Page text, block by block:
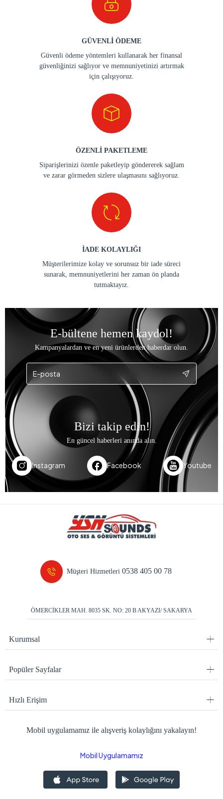
GÜVENLİ ÖDEME
Güvenli ödeme yöntemleri kullanarak her finansal
güvenliğinizi sağlıyor ve memnuniyetinizi artırmak
için çalışıyoruz.
ÖZENLİ PAKETLEME
Siparişlerinizi özenle paketleyip göndererek sağlam
ve zarar görmeden sizlere ulaşmasını sağlıyoruz.
İADE KOLAYLIĞI
Müşterilerimize kolay ve sorunsuz bir iade süreci
sunarak, memnuniyetlerini her zaman ön planda
tutmaktayız.
E-bültene hemen kaydol!
Kampanyalardan ve en yeni ürünlerden haberdar olun.
Bizi takip edin!
En güncel haberleri anında alın.
Instagram Facebook Youtube
Müşteri Hizmetleri0538 405 00 78
ÖMERCİKLER MAH. 8035 SK. NO: 20 B AKYAZI/ SAKARYA
Kurumsal
Popüler Sayfalar
Hızlı Erişim
Mobil uygulamamız ile alışveriş kolaylığını yakalayın!
Mobil Uygulamamız